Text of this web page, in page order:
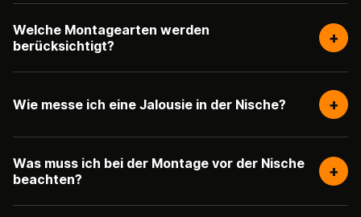
Welche Montagearten werden
berücksichtigt?
+
Wie messe ich eine Jalousie in der Nische? +
Was muss ich bei der Montage vor der Nische
beachten?
+